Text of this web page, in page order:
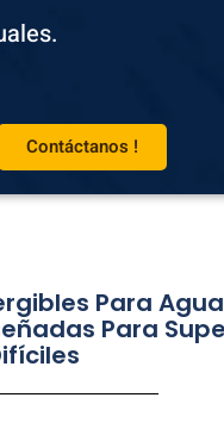
Contáctanos !
Para
Para